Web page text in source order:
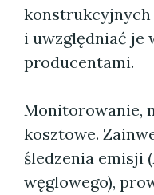
konstrukcyjnych
i uwzględniać je
producentami.
Monitorowanie,
kosztowe.
śledzenia emisji
węglowego),